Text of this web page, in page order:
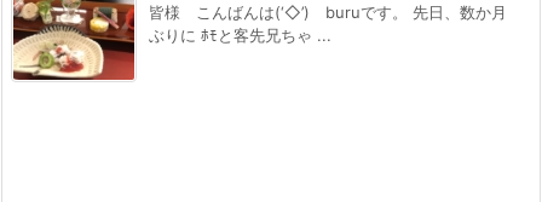
皆様 こんばんは(‘◇’)ゞburuです。 先日、数か月
ぶりに ﾎﾓと客先兄ちゃ ...